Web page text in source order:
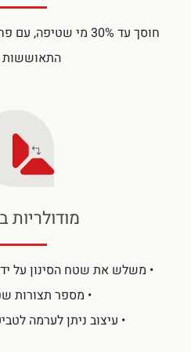
חוסך עד 30% מי
התאוששות
מודולריות
• משלש את שטח הסינון על ידי
• מספר תצורות
• עיצוב ניתן לערמה